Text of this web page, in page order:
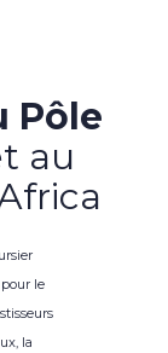
Pôle
au
le
la